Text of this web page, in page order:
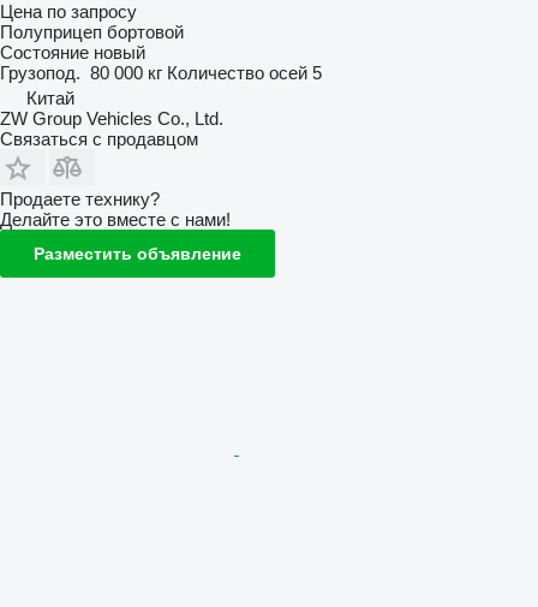
Цена по запросу
Полуприцеп бортовой
Состояние новый
Грузопод. 80 000 кг Количество осей 5
Китай
ZW Group Vehicles Co., Ltd.
Связаться с продавцом
Продаете технику?
Делайте это вместе с нами!
Разместить объявление